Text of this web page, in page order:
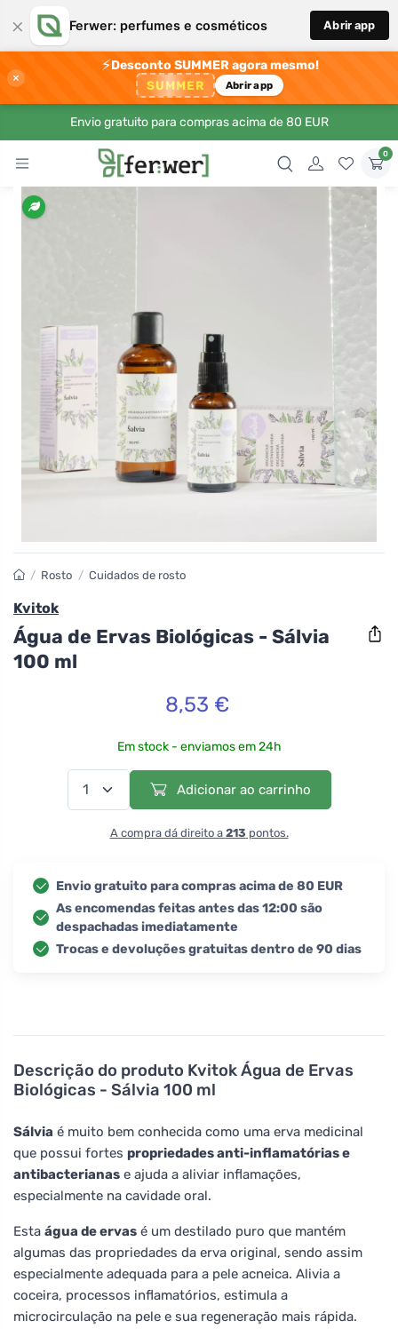
× Ferwer: perfumes e cosméticos Abrir app
×
⚡Desconto SUMMER agora mesmo!
SUMMER Abrir app
Envio gratuito para compras acima de 80 EUR
0
Descrição do produto Kvitok Água de Ervas
Biológicas - Sálvia 100 ml
Sálvia é muito bem conhecida como uma erva medicinal
que possui fortes propriedades anti-inflamatórias e
antibacterianas e ajuda a aliviar inflamações,
especialmente na cavidade oral.
Esta água de ervas é um destilado puro que mantém
algumas das propriedades da erva original, sendo assim
especialmente adequada para a pele acneica. Alivia a
coceira, processos inflamatórios, estimula a
microcirculação na pele e sua regeneração mais rápida.
/ Rosto / Cuidados de rosto
Kvitok
Água de Ervas Biológicas - Sálvia
100 ml
8,53 €
Em stock - enviamos em 24h
Adicionar ao carrinho
A compra dá direito a 213 pontos.
Envio gratuito para compras acima de 80 EUR
As encomendas feitas antes das 12:00 são
despachadas imediatamente
Trocas e devoluções gratuitas dentro de 90 dias